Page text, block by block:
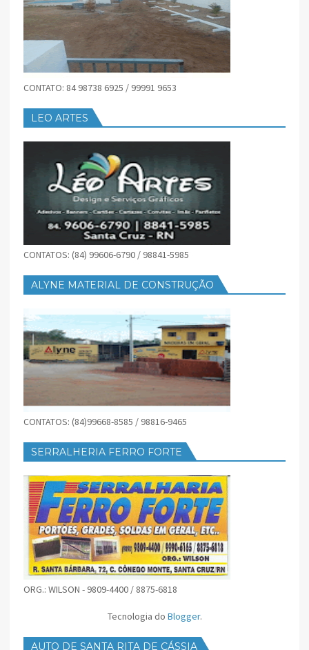
CONTATO: 84 98738 6925 / 99991 9653
LEO ARTES
CONTATOS: (84) 99606-6790 / 98841-5985
ALYNE MATERIAL DE CONSTRUÇÃO
CONTATOS: (84)99668-8585 / 98816-9465
SERRALHERIA FERRO FORTE
ORG.: WILSON - 9809-4400 / 8875-6818
Tecnologia do Blogger.
AUTO DE SANTA RITA DE CÁSSIA